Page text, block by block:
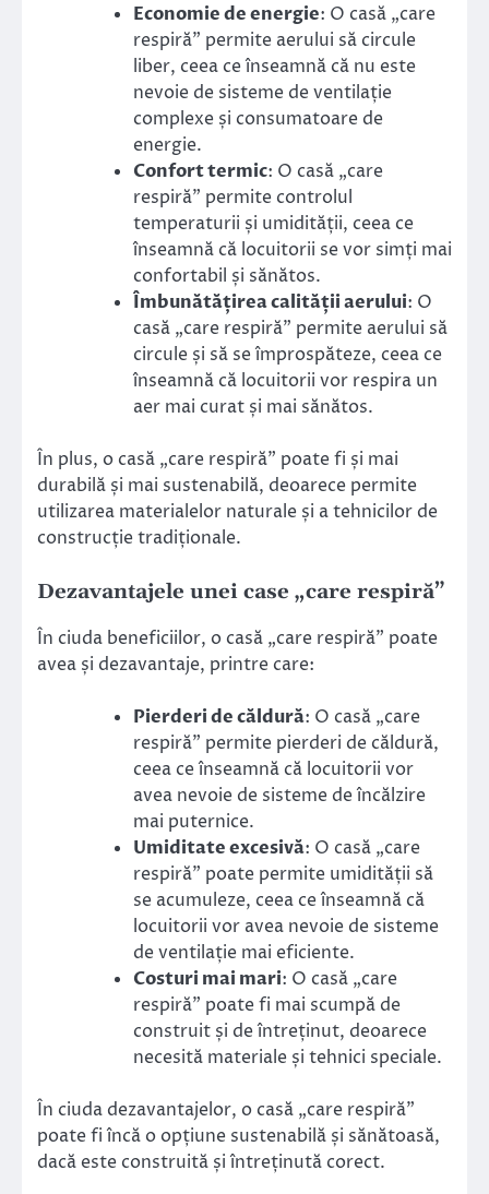
Economie de energie: O casă „care
respiră” permite aerului să circule
liber, ceea ce înseamnă că nu este
nevoie de sisteme de ventilație
complexe și consumatoare de
energie.
Confort termic: O casă „care
respiră” permite controlul
temperaturii și umidității, ceea ce
înseamnă că locuitorii se vor simți mai
confortabil și sănătos.
Îmbunătățirea calității aerului: O
casă „care respiră” permite aerului să
circule și să se împrospăteze, ceea ce
înseamnă că locuitorii vor respira un
aer mai curat și mai sănătos.
În plus, o casă „care respiră” poate fi și mai
durabilă și mai sustenabilă, deoarece permite
utilizarea materialelor naturale și a tehnicilor de
construcție tradiționale.
Dezavantajele unei case „care respiră”
În ciuda beneficiilor, o casă „care respiră” poate
avea și dezavantaje, printre care:
Pierderi de căldură: O casă „care
respiră” permite pierderi de căldură,
ceea ce înseamnă că locuitorii vor
avea nevoie de sisteme de încălzire
mai puternice.
Umiditate excesivă: O casă „care
respiră” poate permite umidității să
se acumuleze, ceea ce înseamnă că
locuitorii vor avea nevoie de sisteme
de ventilație mai eficiente.
Costuri mai mari: O casă „care
respiră” poate fi mai scumpă de
construit și de întreținut, deoarece
necesită materiale și tehnici speciale.
În ciuda dezavantajelor, o casă „care respiră”
poate fi încă o opțiune sustenabilă și sănătoasă,
dacă este construită și întreținută corect.